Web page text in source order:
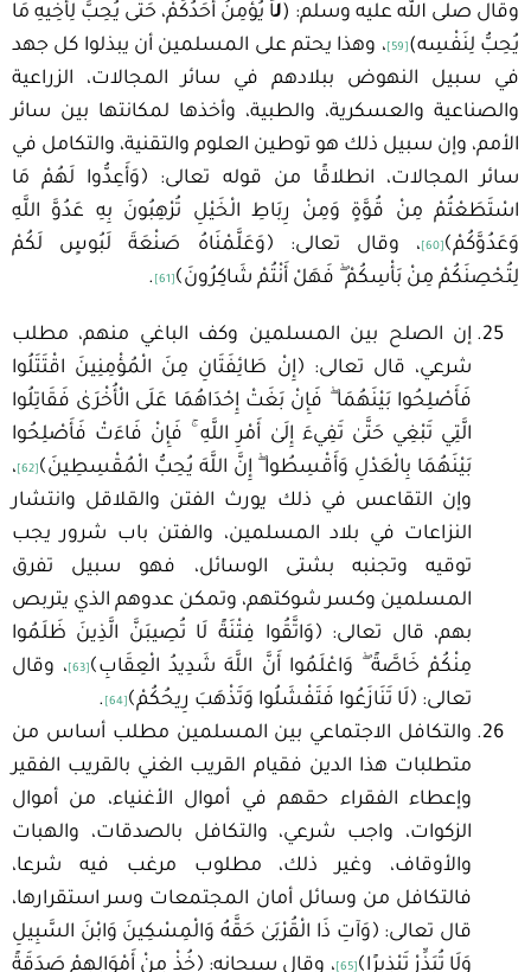
وقال صلى الله عليه وسلم: (لاَ يُؤْمِنُ أَحَدُكُمْ، حَتَّى يُحِبَّ لِأَخِيهِ مَا
يُحِبُّ لِنَفْسِه) [59]
، وهذا يحتم على المسلمين أن يبذلوا كل جهد
في سبيل النهوض ببلادهم في سائر المجالات، الزراعية
والصناعية والعسكرية، والطبية، وأخذها لمكانتها بين سائر
الأمم، وإن سبيل ذلك هو توطين العلوم والتقنية، والتكامل في
سائر المجالات، انطلاقًا من قوله تعالى: ﴿وَأَعِدُّوا لَهُمْ مَا
اسْتَطَعْتُمْ مِنْ قُوَّةٍ وَمِنْ رِبَاطِ الْخَيْلِ تُرْهِبُونَ بِهِ عَدُوَّ اللَّهِ
وَعَدُوَّكُمْ﴾ [60]
، وقال تعالى: ﴿وَعَلَّمْنَاهُ صَنْعَةَ لَبُوسٍ لَكُمْ
لِتُحْصِنَكُمْ مِنْ بَأْسِكُمْ ۖ فَهَلْ أَنْتُمْ شَاكِرُونَ﴾ [61]
.
إن الصلح بين المسلمين وكف الباغي منهم، مطلب
شرعي، قال تعالى: ﴿إِنْ طَائِفَتَانِ مِنَ الْمُؤْمِنِينَ اقْتَتَلُوا
فَأَصْلِحُوا بَيْنَهُمَا ۖ فَإِنْ بَغَتْ إِحْدَاهُمَا عَلَى الْأُخْرَىٰ فَقَاتِلُوا
الَّتِي تَبْغِي حَتَّىٰ تَفِيءَ إِلَىٰ أَمْرِ اللَّهِ ۚ فَإِنْ فَاءَتْ فَأَصْلِحُوا
بَيْنَهُمَا بِالْعَدْلِ وَأَقْسِطُوا ۖ إِنَّ اللَّهَ يُحِبُّ الْمُقْسِطِينَ﴾ [62]
،
وإن التقاعس في ذلك يورث الفتن والقلاقل وانتشار
النزاعات في بلاد المسلمين، والفتن باب شرور يجب
توقيه وتجنبه بشتى الوسائل، فهو سبيل تفرق
المسلمين وكسر شوكتهم، وتمكن عدوهم الذي يتربص
بهم، قال تعالى: ﴿وَاتَّقُوا فِتْنَةً لَا تُصِيبَنَّ الَّذِينَ ظَلَمُوا
مِنْكُمْ خَاصَّةً ۖ وَاعْلَمُوا أَنَّ اللَّهَ شَدِيدُ الْعِقَابِ﴾ [63]
، وقال
تعالى: ﴿لَا تَنَازَعُوا فَتَفْشَلُوا وَتَذْهَبَ رِيحُكُمْ﴾ [64]
.
والتكافل الاجتماعي بين المسلمين مطلب أساس من
متطلبات هذا الدين فقيام القريب الغني بالقريب الفقير
وإعطاء الفقراء حقهم في أموال الأغنياء، من أموال
الزكوات، واجب شرعي، والتكافل بالصدقات، والهبات
والأوقاف، وغير ذلك، مطلوب مرغب فيه شرعا،
فالتكافل من وسائل أمان المجتمعات وسر استقرارها،
قال تعالى: ﴿وَآتِ ذَا الْقُرْبَىٰ حَقَّهُ وَالْمِسْكِينَ وَابْنَ السَّبِيلِ
وَلَا تُبَذِّرْ تَبْذِيرًا﴾ [65] ، وقال سبحانه: ﴿خُذْ مِنْ أَمْوَالِهِمْ صَدَقَةً